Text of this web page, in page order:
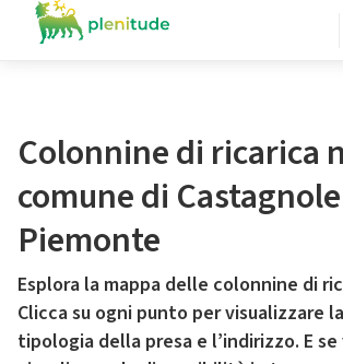
Colonnine di ricarica
comune di Castagnole
Piemonte
Esplora la mappa delle colonnine di
Clicca su ogni punto per visualizzare
tipologia della presa e l’indirizzo. E se